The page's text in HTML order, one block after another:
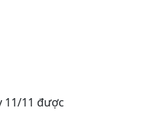
11/11 được